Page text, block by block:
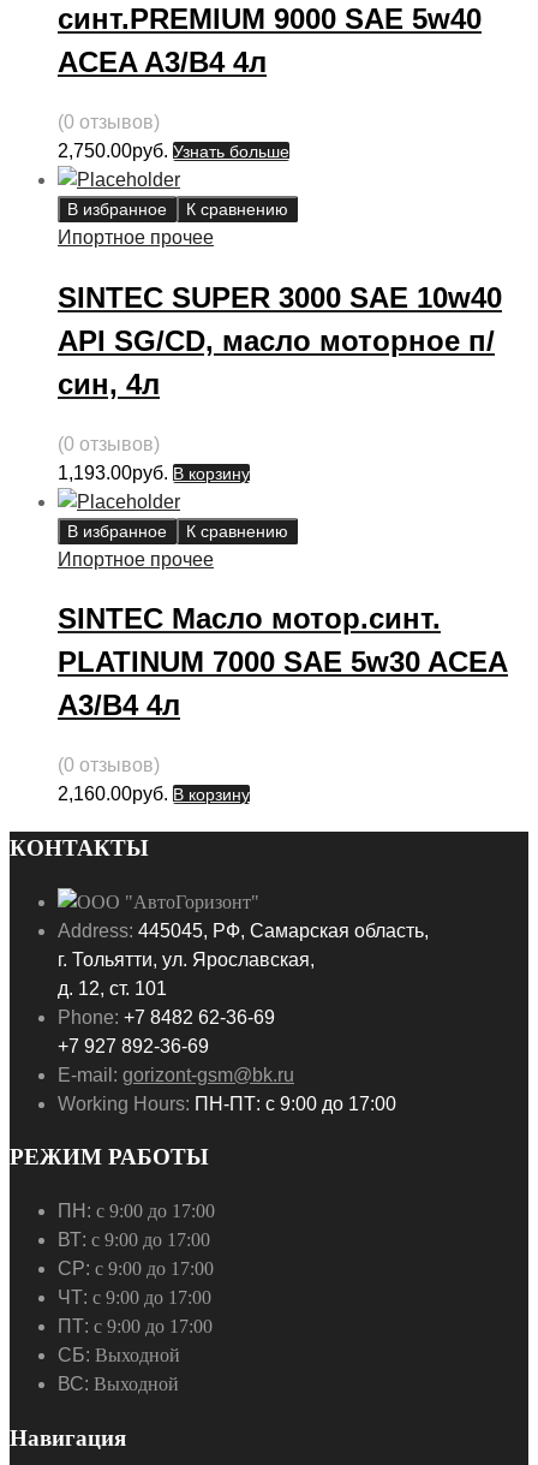
синт.PREMIUM 9000 SAE 5w40
ACEA A3/B4 4л
(0 отзывов)
2,750.00руб. Узнать больше
В избранное К сравнению
Ипортное прочее
SINTEC SUPER 3000 SAE 10w40
API SG/CD, масло моторное п/
син, 4л
(0 отзывов)
1,193.00руб. В корзину
В избранное К сравнению
Ипортное прочее
SINTEC Масло мотор.синт.
PLATINUM 7000 SAE 5w30 ACEA
A3/B4 4л
(0 отзывов)
2,160.00руб. В корзину
КОНТАКТЫ
Address: 445045, РФ, Самарская область,
г. Тольятти, ул. Ярославская,
д. 12, ст. 101
Phone: +7 8482 62-36-69
+7 927 892-36-69
E-mail: gorizont-gsm@bk.ru
Working Hours: ПН-ПТ: с 9:00 до 17:00
РЕЖИМ РАБОТЫ
ПН: с 9:00 до 17:00
ВТ: с 9:00 до 17:00
СР: с 9:00 до 17:00
ЧТ: с 9:00 до 17:00
ПТ: с 9:00 до 17:00
СБ: Выходной
ВС: Выходной
Навигация